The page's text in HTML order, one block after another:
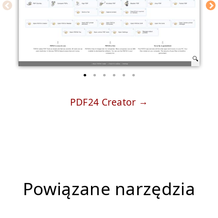
PDF24 Creator
Powiązane narzędzia